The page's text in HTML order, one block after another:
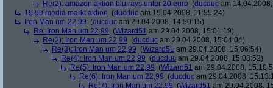
Re(2): amazon aktion blu rays unter 20 euro (ducduc am
19,99 media markt aktion (ducduc am 19.04.2008, 11:55:24)
Iron Man um 22,99 (ducduc am 29.04.2008, 14:50:15)
Re: Iron Man um 22,99 (Wizard51 am 29.04.2008, 15:01:19)
Re(2): Iron Man um 22,99 (ducduc am 29.04.2008, 15:04:04)
Re(3): Iron Man um 22,99 (Wizard51 am 29.04.2008, 15:06:54)
Re(4): Iron Man um 22,99 (ducduc am 29.04.2008, 15:08:52)
Re(5): Iron Man um 22,99 (Wizard51 am 29.04.2008,
Re(6): Iron Man um 22,99 (ducduc am 29.04.2008,
Re(7): Iron Man um 22,99 (Wizard51 am 29.04.2008,